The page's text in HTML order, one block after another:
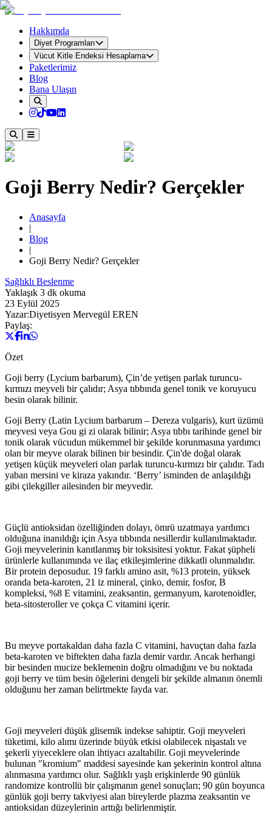
Hakkımda
Diyet Programları
Vücut Kitle Endeksi Hesaplama
Paketlerimiz
Blog
Bana Ulaşın
Goji Berry Nedir? Gerçekler
Anasayfa
|
Blog
|
Goji Berry Nedir? Gerçekler
Sağlıklı Beslenme
Yaklaşık 3 dk okuma
23 Eylül 2025
Yazar:Diyetisyen Mervegül EREN
Paylaş:
Özet
Goji berry (Lycium barbarum), Çin’de yetişen parlak turuncu-
kırmızı meyveli bir çalıdır; Asya tıbbında genel tonik ve koruyucu
besin olarak bilinir.
Goji Berry (Latin Lycium barbarum – Dereza vulgaris), kurt üzümü
meyvesi veya Gou gi zi olarak bilinir; Asya tıbbı tarihinde genel bir
tonik olarak vücudun mükemmel bir şekilde korunmasına yardımcı
olan bir meyve olarak bilinen bir besindir. Çin'de doğal olarak
yetişen küçük meyveleri olan parlak turuncu-kırmızı bir çalıdır. Tadı
yaban mersini ve kiraza yakındır. ‘Berry’ isminden de anlaşıldığı
gibi çilekgiller ailesinden bir meyvedir.
Güçlü antioksidan özelliğinden dolayı, ömrü uzatmaya yardımcı
olduğuna inanıldığı için Asya tıbbında nesillerdir kullanılmaktadır.
Goji meyvelerinin kanıtlanmış bir toksisitesi yoktur. Fakat şüpheli
ürünlerle kullanımında ve ilaç etkileşimlerine dikkatli olunmalıdır.
Bir protein deposudur. 19 farklı amino asit, %13 protein, yüksek
oranda beta-karoten, 21 iz mineral, çinko, demir, fosfor, B
kompleksi, %8 E vitamini, zeaksantin, germanyum, karotenoidler,
beta-sitosteroller ve çokça C vitamini içerir.
Bu meyve portakaldan daha fazla C vitamini, havuçtan daha fazla
beta-karoten ve biftekten daha fazla demir vardır. Ancak herhangi
bir besinden mucize beklemenin doğru olmadığını ve bu noktada
goji berry ve tüm besin öğelerini dengeli bir şekilde almanın önemli
olduğunu her zaman belirtmekte fayda var.
Goji meyveleri düşük glisemik indekse sahiptir. Goji meyveleri
tüketimi, kilo alımı üzerinde büyük etkisi olabilecek nişastalı ve
şekerli yiyeceklere olan ihtiyacı azaltabilir. Goji meyvelerinde
bulunan "kromium" maddesi sayesinde kan şekerinin kontrol altına
alınmasına yardımcı olur. Sağlıklı yaşlı erişkinlerde 90 günlük
randomize kontrollü bir çalışmanın genel sonuçları; 90 gün boyunca
günlük goji berry takviyesi alan bireylerde plazma zeaksantin ve
antioksidan düzeylerinin arttığı belirlenmiştir.